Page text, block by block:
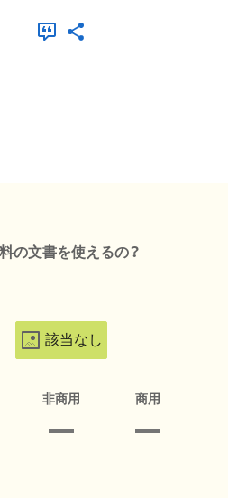
の文書を使えるの？
該当なし
非商用 商用